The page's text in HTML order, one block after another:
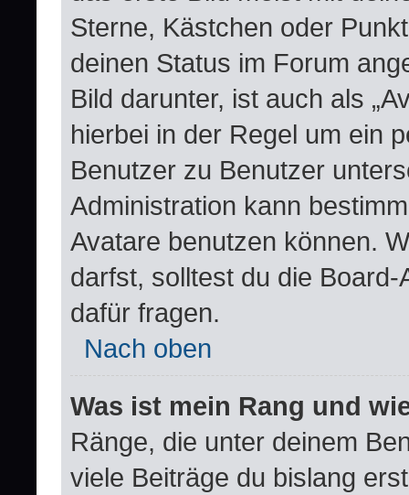
Sterne, Kästchen oder
deinen Status im Forum
Bild darunter, ist auch als
hierbei in der Regel um ein
Benutzer zu Benutzer
Administration kann
Avatare benutzen können.
darfst, solltest du die
dafür fragen.
Nach oben
Was ist mein Rang und
Ränge, die unter deinem
viele Beiträge du bislang